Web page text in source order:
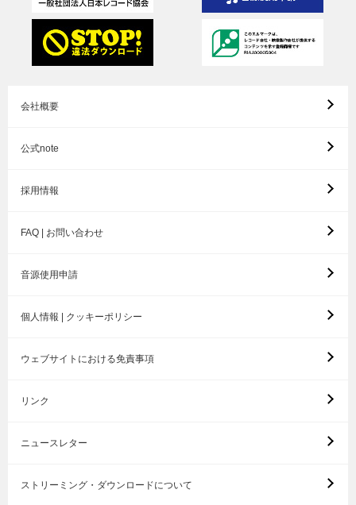
会社概要
公式note
採用情報
FAQ | お問い合わせ
音源使用申請
個人情報 | クッキーポリシー
ウェブサイトにおける免責事項
リンク
ニュースレター
ストリーミング・ダウンロードについて